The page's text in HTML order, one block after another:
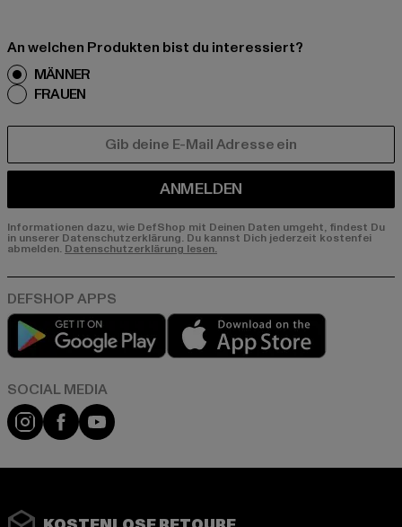
An welchen Produkten bist du interessiert?
MÄNNER
FRAUEN
ANMELDEN
Informationen dazu, wie DefShop mit Deinen Daten umgeht, findest Du
in unserer Datenschutzerklärung. Du kannst Dich jederzeit kostenfei
abmelden. Datenschutzerklärung lesen.
Play market
Instagram
FacebookYouTube